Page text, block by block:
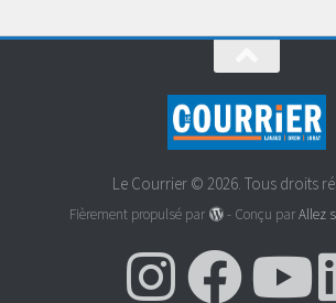
Le Courrier © 2026. Tous droits
Fièrement propulsé par - Conçu parAllez